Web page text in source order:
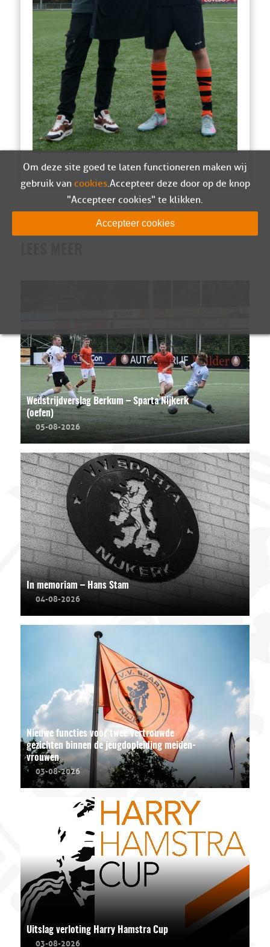
Wedstrijdverslag Berkum – Sparta Nijkerk
(oefen)
05-08-2026
In memoriam – Hans Stam
04-08-2026
Nieuwe functies voor twee vertrouwde
gezichten binnen de jeugdopleiding meiden-
vrouwen
03-08-2026
Uitslag verloting Harry Hamstra Cup
03-08-2026
Om deze site goed te laten functioneren maken wij
gebruik van cookies. Accepteer deze door op de knop
"Accepteer cookies" te klikken.
Accepteer cookies